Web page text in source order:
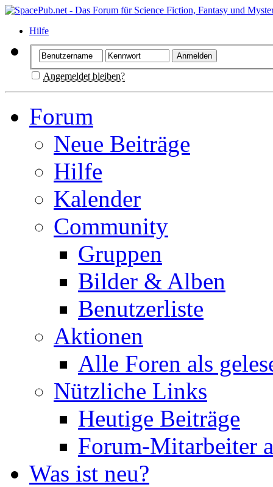
Hilfe
Angemeldet bleiben?
Forum
Neue Beiträge
Hilfe
Kalender
Community
Gruppen
Bilder & Alben
Benutzerliste
Aktionen
Alle Foren als
Nützliche Links
Heutige Beiträge
Forum-Mitarbeiter
Was ist neu?